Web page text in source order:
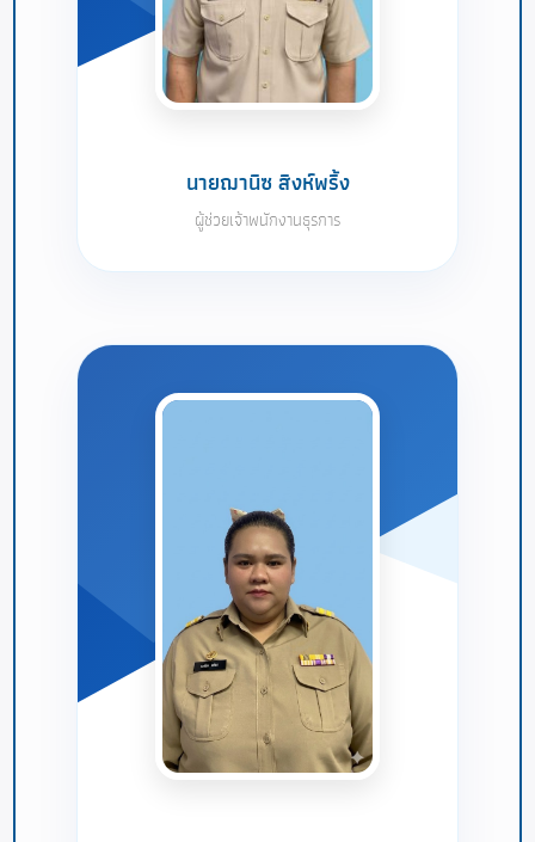
นายฌานิซ สิงห์พริ้ง
ผู้ช่วยเจ้าพนักงานธุรการ